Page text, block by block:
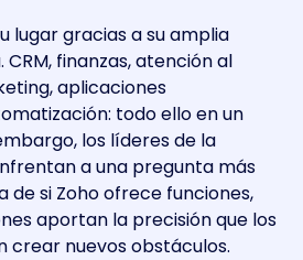
lugar gracias a su amplia
finanzas, atención al
aplicaciones
todo ello en un
los líderes de la
a una pregunta más
de si Zoho ofrece funciones,
aportan la precisión que los
crear nuevos obstáculos.